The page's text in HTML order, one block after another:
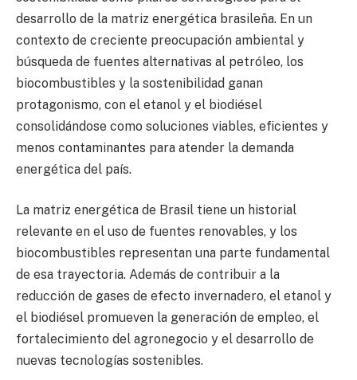
desarrollo de la matriz energética brasileña. En un
contexto de creciente preocupación ambiental y
búsqueda de fuentes alternativas al petróleo, los
biocombustibles y la sostenibilidad ganan
protagonismo, con el etanol y el biodiésel
consolidándose como soluciones viables, eficientes y
menos contaminantes para atender la demanda
energética del país.
La matriz energética de Brasil tiene un historial
relevante en el uso de fuentes renovables, y los
biocombustibles representan una parte fundamental
de esa trayectoria. Además de contribuir a la
reducción de gases de efecto invernadero, el etanol y
el biodiésel promueven la generación de empleo, el
fortalecimiento del agronegocio y el desarrollo de
nuevas tecnologías sostenibles.